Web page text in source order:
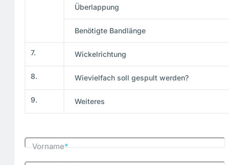
Überlappung
Benötigte Bandlänge
7. Wickelrichtung
8. Wievielfach soll gespult werden?
9. Weiteres
Vorname*